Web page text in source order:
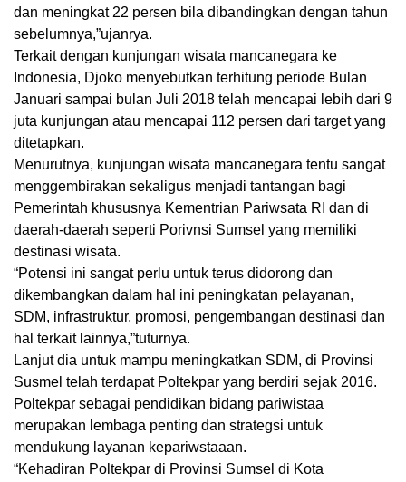
dan meningkat 22 persen bila dibandingkan dengan tahun
sebelumnya,”ujanrya.
Terkait dengan kunjungan wisata mancanegara ke
Indonesia, Djoko menyebutkan terhitung periode Bulan
Januari sampai bulan Juli 2018 telah mencapai lebih dari 9
juta kunjungan atau mencapai 112 persen dari target yang
ditetapkan.
Menurutnya, kunjungan wisata mancanegara tentu sangat
menggembirakan sekaligus menjadi tantangan bagi
Pemerintah khususnya Kementrian Pariwsata RI dan di
daerah-daerah seperti Porivnsi Sumsel yang memiliki
destinasi wisata.
“Potensi ini sangat perlu untuk terus didorong dan
dikembangkan dalam hal ini peningkatan pelayanan,
SDM, infrastruktur, promosi, pengembangan destinasi dan
hal terkait lainnya,”tuturnya.
Lanjut dia untuk mampu meningkatkan SDM, di Provinsi
Susmel telah terdapat Poltekpar yang berdiri sejak 2016.
Poltekpar sebagai pendidikan bidang pariwistaa
merupakan lembaga penting dan strategsi untuk
mendukung layanan kepariwstaaan.
“Kehadiran Poltekpar di Provinsi Sumsel di Kota